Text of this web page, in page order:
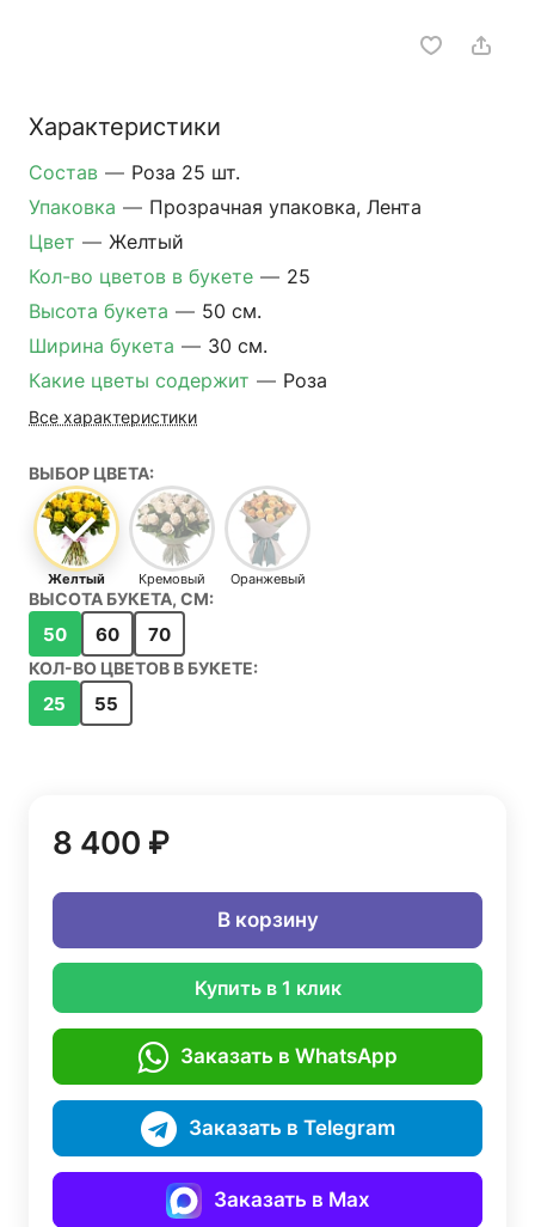
Характеристики
Состав — Роза 25 шт.
Упаковка — Прозрачная упаковка, Лента
Цвет — Желтый
Кол-во цветов в букете — 25
Высота букета — 50 см.
Ширина букета — 30 см.
Какие цветы содержит — Роза
Все характеристики
ВЫБОР ЦВЕТА:
Желтый Кремовый Оранжевый
ВЫСОТА БУКЕТА, СМ:
50 60 70
КОЛ-ВО ЦВЕТОВ В БУКЕТЕ:
25 55
8 400 ₽
В корзину
Купить в 1 клик
Заказать в WhatsApp
Заказать в Telegram
Заказать в Max